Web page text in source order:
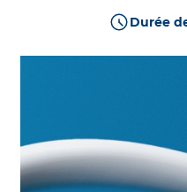
Durée